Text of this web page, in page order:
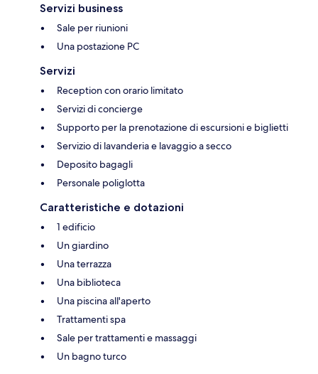
Servizi business
Sale per riunioni
Una postazione PC
Servizi
Reception con orario limitato
Servizi di concierge
Supporto per la prenotazione di escursioni e biglietti
Servizio di lavanderia e lavaggio a secco
Deposito bagagli
Personale poliglotta
Caratteristiche e dotazioni
1 edificio
Un giardino
Una terrazza
Una biblioteca
Una piscina all'aperto
Trattamenti spa
Sale per trattamenti e massaggi
Un bagno turco